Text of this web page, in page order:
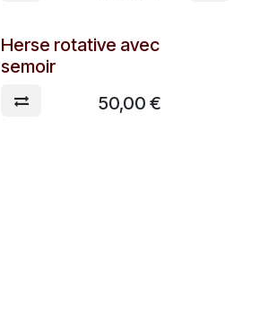
A partir de
Herse rotative avec
semoir
50,00 €